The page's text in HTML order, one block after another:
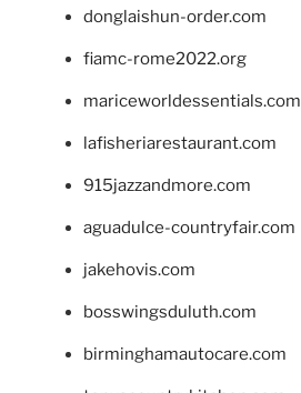
donglaishun-order.com
fiamc-rome2022.org
mariceworldessentials.com
lafisheriarestaurant.com
915jazzandmore.com
aguadulce-countryfair.com
jakehovis.com
bosswingsduluth.com
birminghamautocare.com